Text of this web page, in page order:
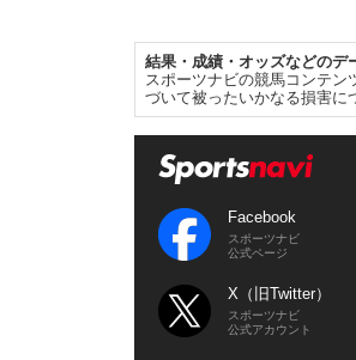
結果・成績・オッズなどのデ
スポーツナビの競馬コンテ
づいて被ったいかなる損害に
Facebook
スポーツナビ
公式ページ
X（旧Twitter）
スポーツナビ
公式アカウント